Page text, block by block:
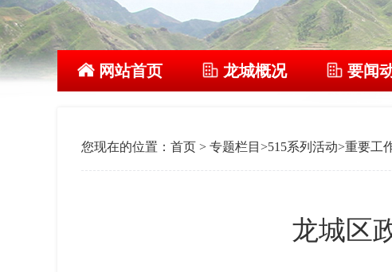
网站首页 龙城概况 要闻
您现在的位置： 首页 > 专题栏目 >515系列活动>重要工
龙城区